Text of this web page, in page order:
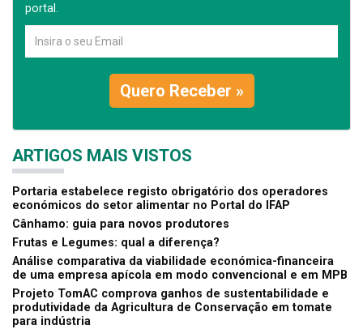
portal.
Quero Receber »
ARTIGOS MAIS VISTOS
Portaria estabelece registo obrigatório dos operadores
económicos do setor alimentar no Portal do IFAP
Cânhamo: guia para novos produtores
Frutas e Legumes: qual a diferença?
Análise comparativa da viabilidade económica-financeira
de uma empresa apícola em modo convencional e em MPB
Projeto TomAC comprova ganhos de sustentabilidade e
produtividade da Agricultura de Conservação em tomate
para indústria